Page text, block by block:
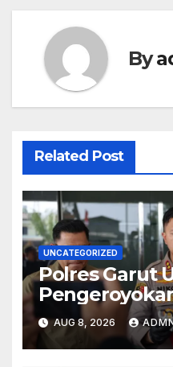
By
Related Post
UNCATEGORIZED
Polres Garut
Tarogong
Knalpot
AUG 8, 2026